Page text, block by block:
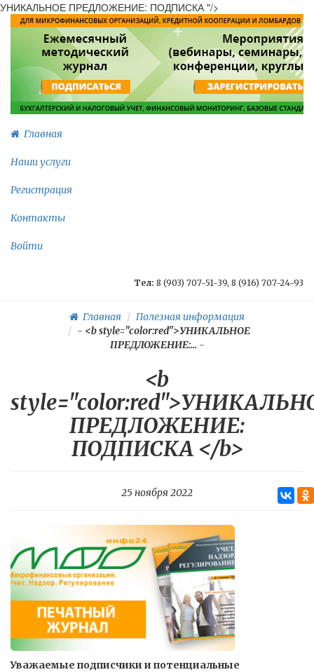
УНИКАЛЬНОЕ ПРЕДЛОЖЕНИЕ: ПОДПИСКА "/>
Главная
Наши услуги
Регистрация
Контакты
Войти
Тел: 8 (903) 707-51-39, 8 (916) 707-24-93
Главная
Полезная информация
- <b style="color:red">УНИКАЛЬНОЕ
ПРЕДЛОЖЕНИЕ:...-
<b
ПРЕДЛОЖЕНИЕ:
ПОДПИСКА </b>
25 ноября 2022
Уважаемые подписчики и потенциальные